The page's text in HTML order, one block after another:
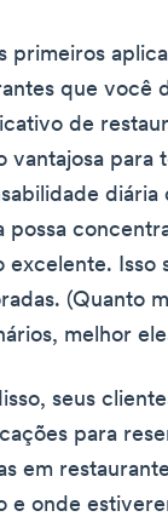
primeiros
que você
de
vantajosa para
possa
excelente. Isso
(Quanto
melhor
seus
para
em
e onde